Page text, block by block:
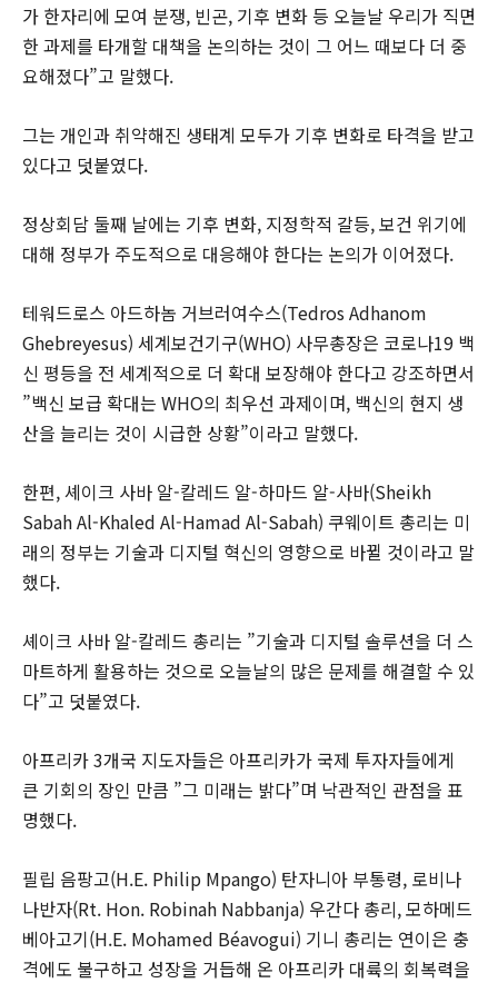
가 한자리에 모여 분쟁, 빈곤, 기후 변화 등 오늘날 우리가 직면
한 과제를 타개할 대책을 논의하는 것이 그 어느 때보다 더 중
요해졌다”고 말했다.
그는 개인과 취약해진 생태계 모두가 기후 변화로 타격을 받고
있다고 덧붙였다.
정상회담 둘째 날에는 기후 변화, 지정학적 갈등, 보건 위기에
대해 정부가 주도적으로 대응해야 한다는 논의가 이어졌다.
테워드로스 아드하놈 거브러여수스(Tedros Adhanom
Ghebreyesus) 세계보건기구(WHO) 사무총장은 코로나19 백
신 평등을 전 세계적으로 더 확대 보장해야 한다고 강조하면서
”백신 보급 확대는 WHO의 최우선 과제이며, 백신의 현지 생
산을 늘리는 것이 시급한 상황”이라고 말했다.
한편, 셰이크 사바 알-칼레드 알-하마드 알-사바(Sheikh
Sabah Al-Khaled Al-Hamad Al-Sabah) 쿠웨이트 총리는 미
래의 정부는 기술과 디지털 혁신의 영향으로 바뀔 것이라고 말
했다.
셰이크 사바 알-칼레드 총리는 ”기술과 디지털 솔루션을 더 스
마트하게 활용하는 것으로 오늘날의 많은 문제를 해결할 수 있
다”고 덧붙였다.
아프리카 3개국 지도자들은 아프리카가 국제 투자자들에게
큰 기회의 장인 만큼 ”그 미래는 밝다”며 낙관적인 관점을 표
명했다.
필립 음팡고(H.E. Philip Mpango) 탄자니아 부통령, 로비나
나반자(Rt. Hon. Robinah Nabbanja) 우간다 총리, 모하메드
베아고기(H.E. Mohamed Béavogui) 기니 총리는 연이은 충
격에도 불구하고 성장을 거듭해 온 아프리카 대륙의 회복력을